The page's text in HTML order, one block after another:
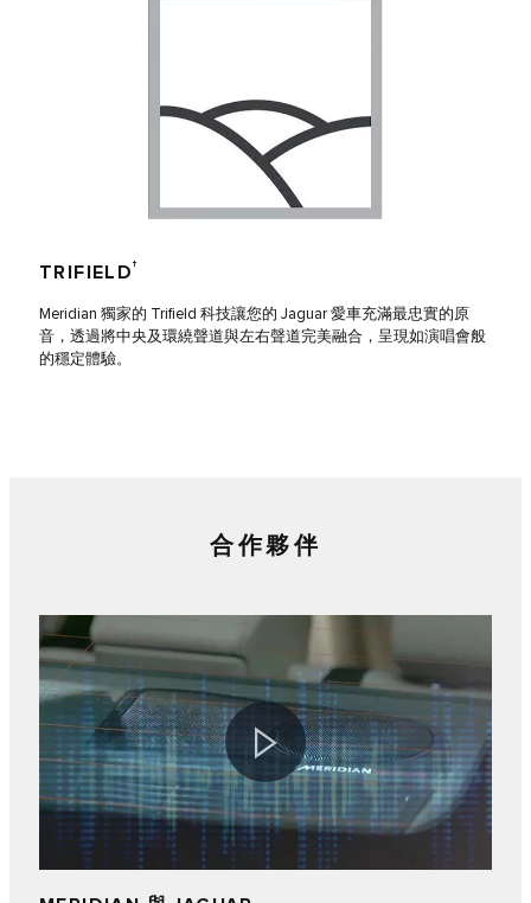
TRIFIELD†
Meridian 獨家的 Trifield 科技讓您的 Jaguar 愛車充滿最忠實的原
音，透過將中央及環繞聲道與左右聲道完美融合，呈現如演唱會般
的穩定體驗。
合作夥伴